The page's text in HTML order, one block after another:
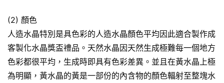
(2) 顏色
人造水晶特別是具色彩的人造水晶顏色平均因此適合製作成
客製化水晶獎盃禮品。天然水晶因天然生成極難每一個地方
色彩都很平均，生成時即具有色彩差異。並且在黃水晶上極
為明顯，黃水晶的黃是一部份的內含物的顏色輻射至整塊水